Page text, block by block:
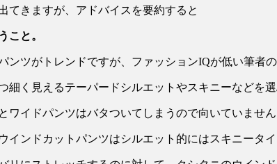
てきますが、アドバイスを要約すると
こと。
ンツがトレンドですが、ファッションIQが低い筆者
細く見えるテーパードシルエットやスキニーなどを
ワイドパンツはバタついてしまうので向いていません
インドカットパンツはシルエット的にはスキニータイ